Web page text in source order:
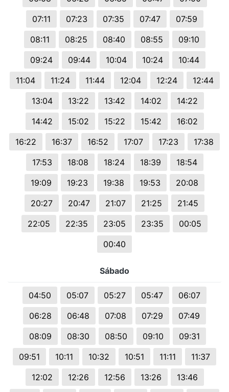
07:11
07:23 07:35 07:47
07:59
08:11
08:25 08:40 08:55
09:10
09:24
09:44 10:04 10:24
10:44
11:04
11:24 11:44 12:04 12:24
12:44
13:04
13:22 13:42 14:02
14:22
14:42
15:02 15:22 15:42
16:02
16:22
16:37 16:52 17:07 17:23
17:38
17:53
18:08 18:24 18:39
18:54
19:09
19:23 19:38 19:53
20:08
20:27
20:47 21:07 21:25
21:45
22:05
22:35 23:05 23:35
00:05
00:40
Sábado
04:50 05:07 05:27 05:47
06:07
06:28
06:48 07:08 07:29
07:49
08:09
08:30 08:50 09:10
09:31
09:51
10:11 10:32 10:51 11:11
11:37
12:02
12:26 12:56 13:26
13:46